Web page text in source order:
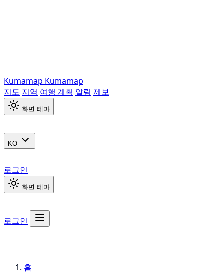
Kumamap Kumamap
지도 지역 여행 계획 알림 제보
화면 테마
KO
로그인
화면 테마
로그인
홈